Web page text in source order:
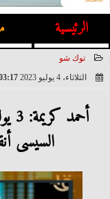
الرئيسية
توك شو
الثلاثاء، 4 يوليو 2023
03:17
السيسى